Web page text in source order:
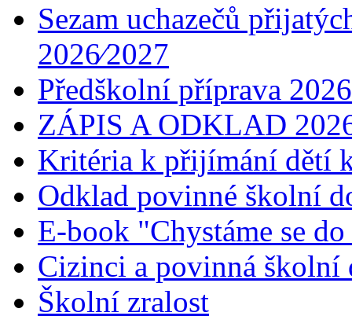
Sezam uchazečů
2026⁄2027
Předškolní příprava 2026
ZÁPIS A ODKLAD
Kritéria k přijímání dětí
Odklad povinné školní
E-book "Chystáme se
Cizinci a povinná školní
Školní zralost